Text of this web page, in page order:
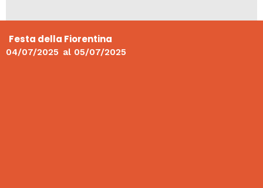
Festa della Fiorentina
04/07/2025 al 05/07/2025